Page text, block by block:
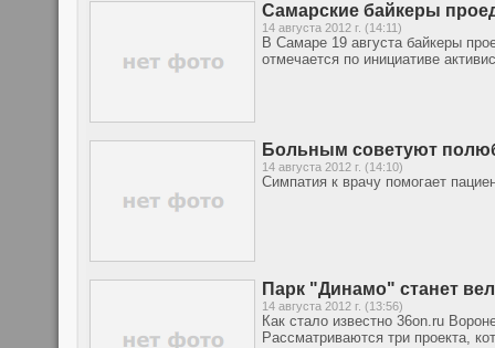
Самарские байкеры
14 августа 2012 г. (14:11)
В Самаре 19 августа байкеры
отмечается по инициативе
Больным советуют
14 августа 2012 г. (14:10)
Симпатия к врачу помогает
Парк "Динамо" станет
14 августа 2012 г. (13:56)
Как стало известно 36on.ru
Рассматриваются три проекта,